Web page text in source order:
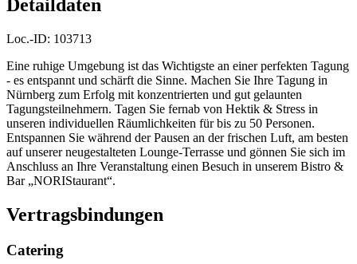
Detaildaten
Loc.-ID: 103713
Eine ruhige Umgebung ist das Wichtigste an einer perfekten Tagung
- es entspannt und schärft die Sinne. Machen Sie Ihre Tagung in
Nürnberg zum Erfolg mit konzentrierten und gut gelaunten
Tagungsteilnehmern. Tagen Sie fernab von Hektik & Stress in
unseren individuellen Räumlichkeiten für bis zu 50 Personen.
Entspannen Sie während der Pausen an der frischen Luft, am besten
auf unserer neugestalteten Lounge-Terrasse und gönnen Sie sich im
Anschluss an Ihre Veranstaltung einen Besuch in unserem Bistro &
Bar „NORIStaurant“.
Vertragsbindungen
Catering